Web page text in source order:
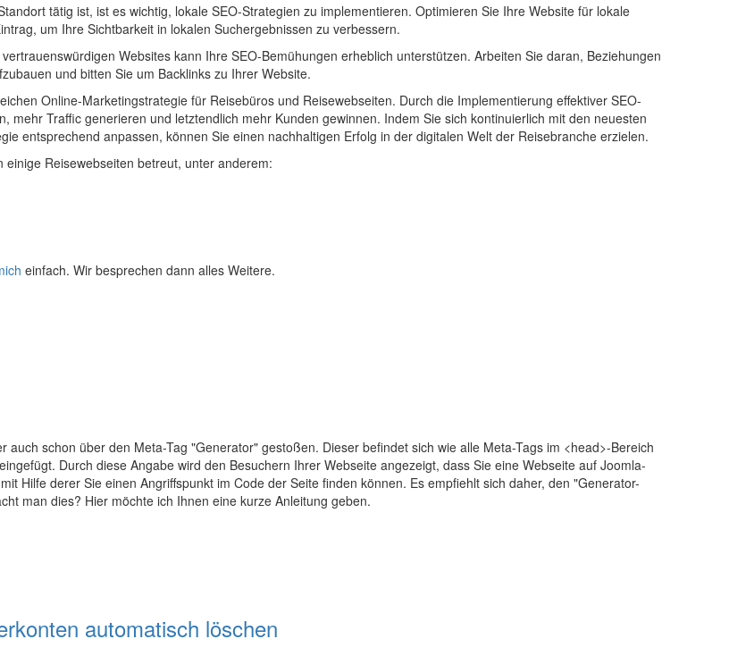
tätig ist, ist es wichtig, lokale SEO-Strategien zu implementieren. Optimieren Sie Ihre Website für lokale
um Ihre Sichtbarkeit in lokalen Suchergebnissen zu verbessern.
Websites kann Ihre SEO-Bemühungen erheblich unterstützen. Arbeiten Sie daran, Beziehungen
und bitten Sie um Backlinks zu Ihrer Website.
Online-Marketingstrategie für Reisebüros und Reisewebseiten. Durch die Implementierung effektiver SEO-
mehr Traffic generieren und letztendlich mehr Kunden gewinnen. Indem Sie sich kontinuierlich mit den neuesten
entsprechend anpassen, können Sie einen nachhaltigen Erfolg in der digitalen Welt der Reisebranche erzielen.
Reisewebseiten betreut, unter anderem:
einfach. Wir besprechen dann alles Weitere.
schon über den Meta-Tag "Generator" gestoßen. Dieser befindet sich wie alle Meta-Tags im <head>-Bereich
Durch diese Angabe wird den Besuchern Ihrer Webseite angezeigt, dass Sie eine Webseite auf Joomla-
Hilfe derer Sie einen Angriffspunkt im Code der Seite finden können. Es empfiehlt sich daher, den "Generator-
man dies? Hier möchte ich Ihnen eine kurze Anleitung geben.
automatisch löschen